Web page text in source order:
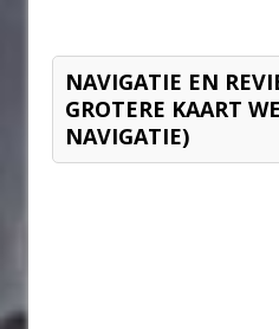
NAVIGATIE EN
GROTERE KAART
NAVIGATIE)